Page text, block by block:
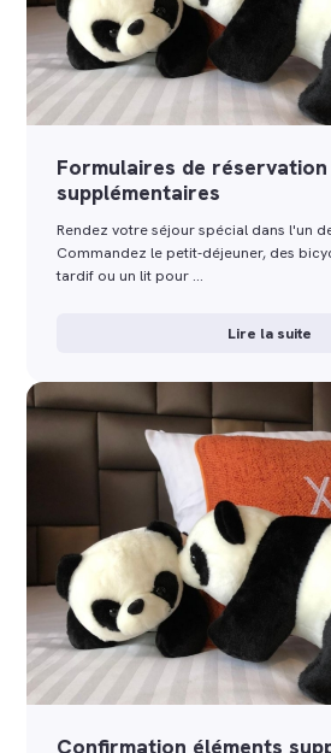
Formulaires de
supplémentaires
Rendez votre séjour spécial dans l'un
Commandez le petit-déjeuner, des
tardif ou un lit pour …
Lire la suite
Confirmation éléments